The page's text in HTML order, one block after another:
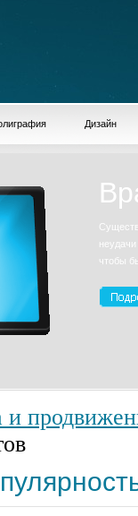
Дизайн
чтобы
и